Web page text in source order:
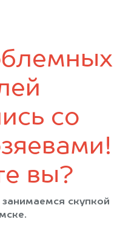
Черлак
со
вы?
скупкой